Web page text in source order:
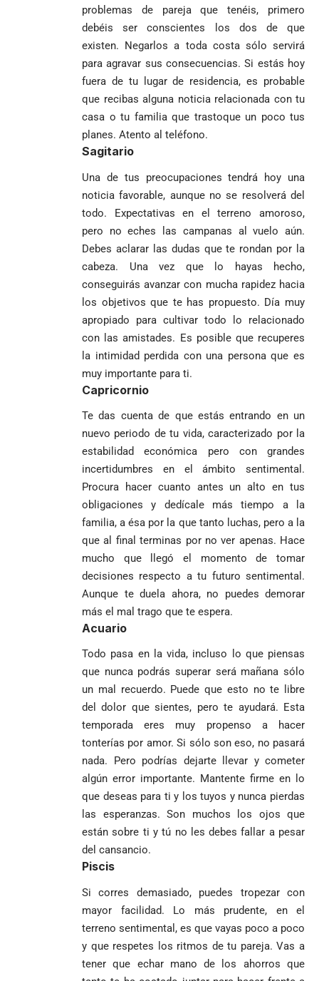
problemas de pareja que tenéis, primero
debéis ser conscientes los dos de que
existen. Negarlos a toda costa sólo servirá
para agravar sus consecuencias. Si estás hoy
fuera de tu lugar de residencia, es probable
que recibas alguna noticia relacionada con tu
casa o tu familia que trastoque un poco tus
planes. Atento al teléfono.
Sagitario
Una de tus preocupaciones tendrá hoy una
noticia favorable, aunque no se resolverá del
todo. Expectativas en el terreno amoroso,
pero no eches las campanas al vuelo aún.
Debes aclarar las dudas que te rondan por la
cabeza. Una vez que lo hayas hecho,
conseguirás avanzar con mucha rapidez hacia
los objetivos que te has propuesto. Día muy
apropiado para cultivar todo lo relacionado
con las amistades. Es posible que recuperes
la intimidad perdida con una persona que es
muy importante para ti.
Capricornio
Te das cuenta de que estás entrando en un
nuevo periodo de tu vida, caracterizado por la
estabilidad económica pero con grandes
incertidumbres en el ámbito sentimental.
Procura hacer cuanto antes un alto en tus
obligaciones y dedícale más tiempo a la
familia, a ésa por la que tanto luchas, pero a la
que al final terminas por no ver apenas. Hace
mucho que llegó el momento de tomar
decisiones respecto a tu futuro sentimental.
Aunque te duela ahora, no puedes demorar
más el mal trago que te espera.
Acuario
Todo pasa en la vida, incluso lo que piensas
que nunca podrás superar será mañana sólo
un mal recuerdo. Puede que esto no te libre
del dolor que sientes, pero te ayudará. Esta
temporada eres muy propenso a hacer
tonterías por amor. Si sólo son eso, no pasará
nada. Pero podrías dejarte llevar y cometer
algún error importante. Mantente firme en lo
que deseas para ti y los tuyos y nunca pierdas
las esperanzas. Son muchos los ojos que
están sobre ti y tú no les debes fallar a pesar
del cansancio.
Piscis
Si corres demasiado, puedes tropezar con
mayor facilidad. Lo más prudente, en el
terreno sentimental, es que vayas poco a poco
y que respetes los ritmos de tu pareja. Vas a
tener que echar mano de los ahorros que